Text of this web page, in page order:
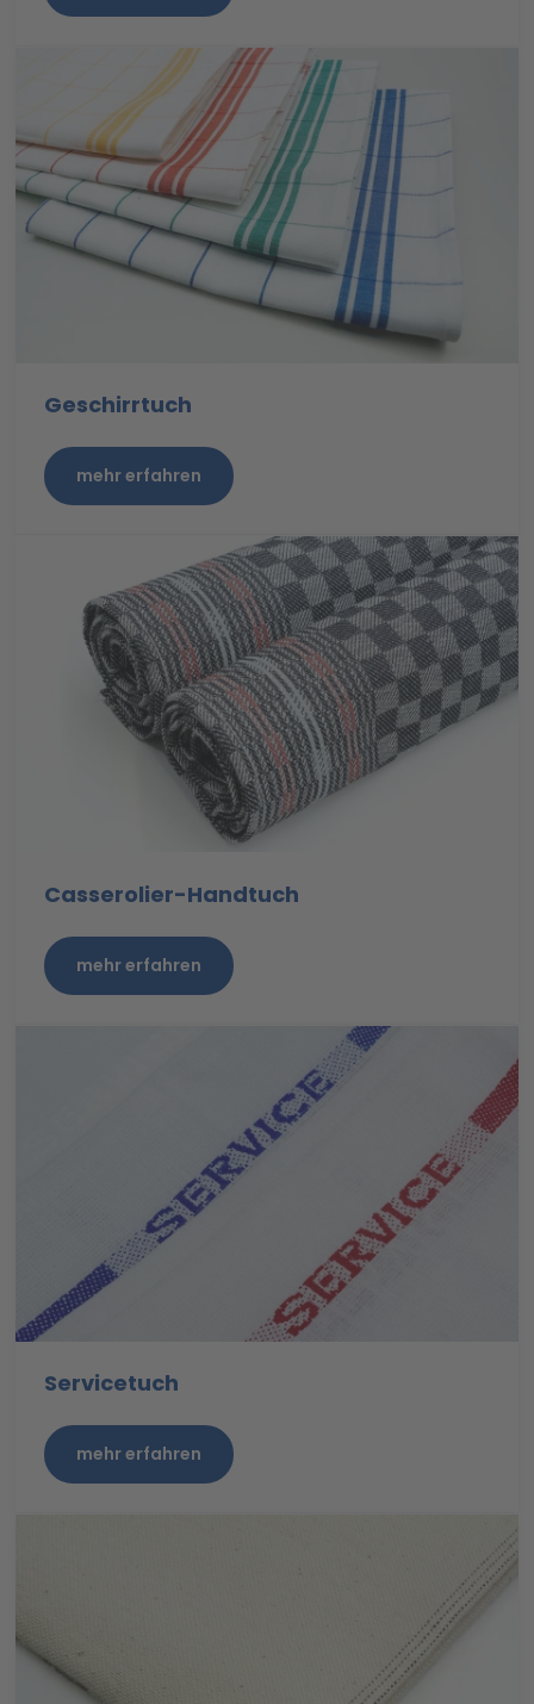
Geschirrtuch
mehr erfahren
Casserolier-Handtuch
mehr erfahren
Servicetuch
mehr erfahren